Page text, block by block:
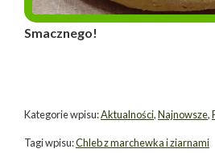
Smacznego!
Kategorie wpisu:Aktualności,Najnowsze,
Tagi wpisu:Chleb z marchewka i ziarnami